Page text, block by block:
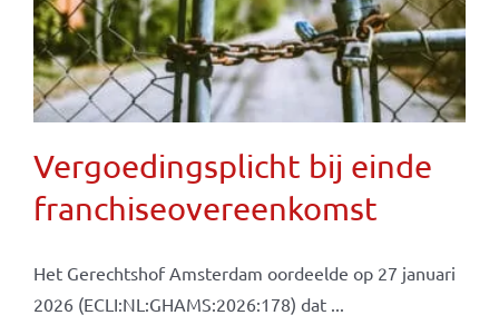
Vergoedingsplicht bij einde
franchiseovereenkomst
Het Gerechtshof Amsterdam oordeelde op 27 januari
2026 (ECLI:NL:GHAMS:2026:178) dat ...